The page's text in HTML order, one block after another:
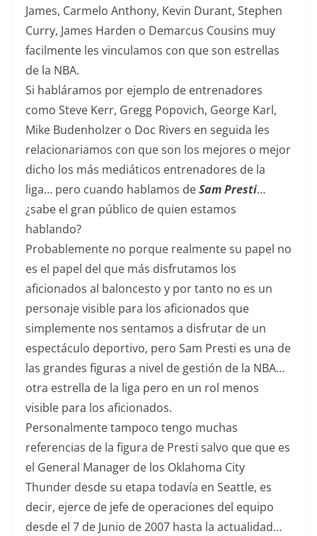
James, Carmelo Anthony, Kevin Durant, Stephen
Curry, James Harden o Demarcus Cousins muy
facilmente les vinculamos con que son estrellas
de la NBA.
Si habláramos por ejemplo de entrenadores
como Steve Kerr, Gregg Popovich, George Karl,
Mike Budenholzer o Doc Rivers en seguida les
relacionariamos con que son los mejores o mejor
dicho los más mediáticos entrenadores de la
liga… pero cuando hablamos deSam Presti…
¿sabe el gran público de quien estamos
hablando?
Probablemente no porque realmente su papel no
es el papel del que más disfrutamos los
aficionados al baloncesto y por tanto no es un
personaje visible para los aficionados que
simplemente nos sentamos a disfrutar de un
espectáculo deportivo, pero Sam Presti es una de
las grandes figuras a nivel de gestión de la NBA…
otra estrella de la liga pero en un rol menos
visible para los aficionados.
Personalmente tampoco tengo muchas
referencias de la figura de Presti salvo que que es
el General Manager de los Oklahoma City
Thunder desde su etapa todavía en Seattle, es
decir, ejerce de jefe de operaciones del equipo
desde el 7 de Junio de 2007 hasta la actualidad…